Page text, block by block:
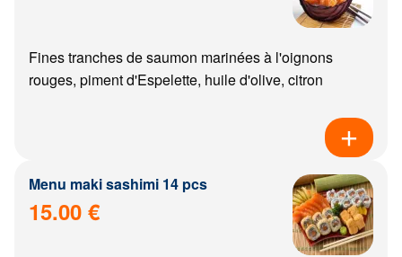
Fines tranches de saumon marinées à l'oignons
rouges, piment d'Espelette, huile d'olive, citron
Menu maki sashimi 14 pcs
15.00 €